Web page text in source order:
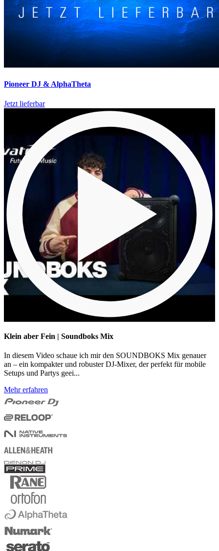
Pioneer DJ & AlphaTheta
Jetzt lieferbar
Klein aber Fein | Soundboks Mix
In diesem Video schaue ich mir den SOUNDBOKS Mix genauer
an – ein kompakter und robuster DJ-Mixer, der perfekt für mobile
Setups und Partys geei...
Mehr erfahren